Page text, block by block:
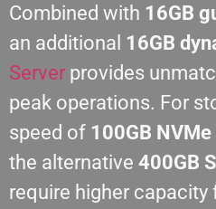
Combined with 16GB
an additional 16GB
Server provides
peak operations. For
speed of 100GB
the alternative 400GB
require higher